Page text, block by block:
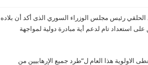
الحلقي رئيس مجلس الوزراء السوري الذى أكد أن بلاده
استعداد تام لدعم أية مبادرة دولية لمواجهة
الاولوية هذا العام ل”طرد جميع الإرهابيين من